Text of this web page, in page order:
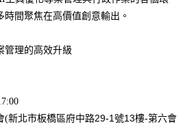
間聚焦在高價值創意輸出。
管理的高效升級
(新北市板橋區府中路29-1號13樓-第六會